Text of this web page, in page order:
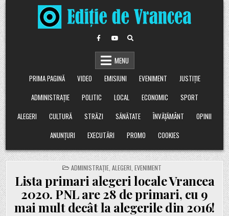
Skip
to
content
MENU
PRIMA PAGINĂ
VIDEO EMISIUNI EVENIMENT
JUSTIȚIE
ADMINISTRAȚIE
POLITIC LOCAL ECONOMIC
SPORT
ALEGERI
CULTURĂ STRĂZI SĂNĂTATE ÎNVĂȚĂMÂNT
OPINII
ANUNȚURI
EXECUTĂRI PROMO COOKIES
POSTED
IN
ADMINISTRAȚIE ALEGERI EVENIMENT
Lista primari alegeri locale Vrancea
2020. PNL are 28 de primari, cu 9
mai mult decât la alegerile din 2016!